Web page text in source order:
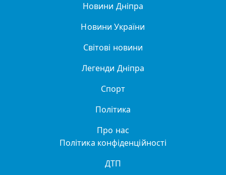
Новини Дніпра
Новини України
Світові новини
Легенди Дніпра
Спорт
Політика
Про нас
Політика конфіденційності
ДТП